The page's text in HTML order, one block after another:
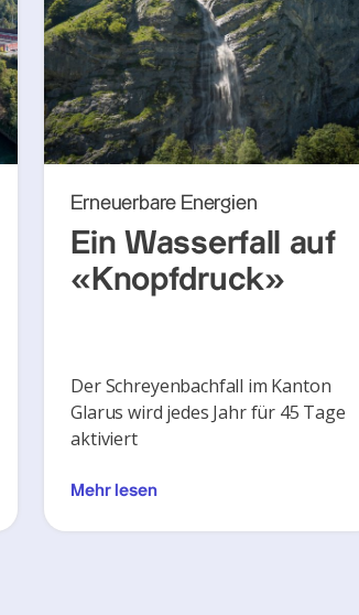
Erneuerbare Energien
Ein Wasserfall auf
«Knopfdruck»
Der Schreyenbachfall im Kanton
Glarus wird jedes Jahr für 45 Tage
aktiviert
Mehr lesen